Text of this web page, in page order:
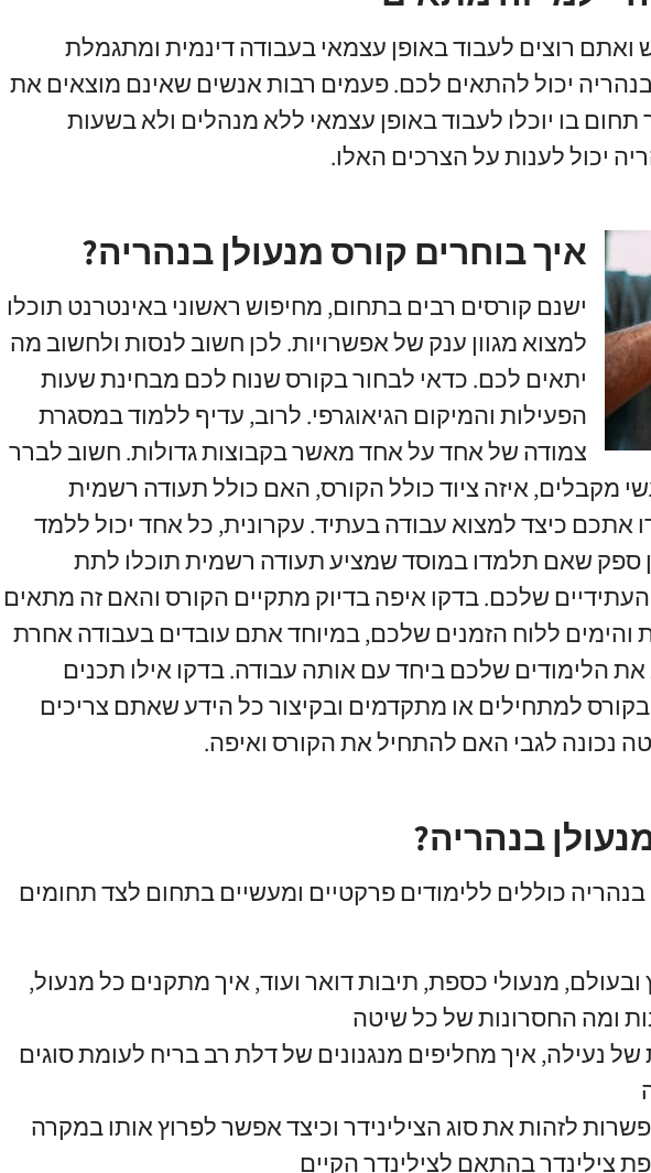
רוצים לעבוד באופן עצמאי בעבודה דינמית ומתגמלת
יכול להתאים לכם.פעמים רבות אנשים שאינם מוצאים את
בו יוכלו לעבוד באופן עצמאי ללא מנהלים ולא בשעות
יכול לענות על הצרכים האלו.
איך בוחרים קורס מנעולן בנהריה?
ישנם קורסים רבים בתחום, מחיפוש ראשוני באינטרנט תוכלו
למצוא מגוון ענק של אפשרויות. לכן חשוב לנסות ולחשוב מה
יתאים לכם. כדאי לבחור בקורס שנוח לכם מבחינת שעות
הפעילות והמיקום הגיאוגרפי. לרוב, עדיף ללמוד במסגרת
צמודה של אחד על אחד מאשר בקבוצות גדולות. חשוב לברר
מקבלים,איזה ציוד כולל הקורס, האם כולל תעודה רשמית
אתכם כיצד למצוא עבודה בעתיד. עקרונית, כל אחד יכול ללמד
ספק שאם תלמדו במוסד שמציע תעודה רשמית תוכלו לתת
שלכם.בדקו איפה בדיוק מתקיים הקורס והאם זה מתאים
והימים ללוח הזמנים שלכם,במיוחד אתם עובדים בעבודה אחרת
את הלימודים שלכם ביחד עם אותה עבודה.בדקו אילו תכנים
למתחילים או מתקדמים ובקיצור כל הידע שאתם צריכים
נכונה לגבי האם להתחיל את הקורס ואיפה.
בנהריה?
בנהריה כוללים ללימודים פרקטיים ומעשיים בתחום לצד תחומים
ובעולם, מנעולי כספת, תיבות דואר ועוד,איך מתקנים כל מנעול,
ומה החסרונות של כל שיטה
של נעילה,איך מחליפים מנגנונים של דלת רב בריח לעומת סוגים
לזהות את סוג הצילינידר וכיצד אפשר לפרוץ אותו במקרה
צילינדר בהתאם לצילינדר הקיים